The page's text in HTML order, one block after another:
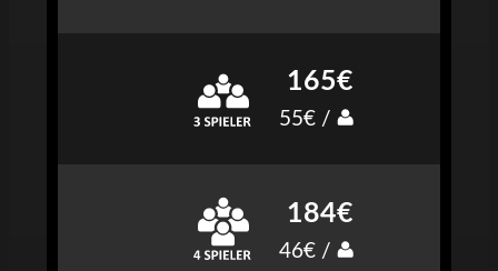
165€
55€ /
184€
46€ /